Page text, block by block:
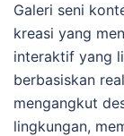
Galeri seni
kreasi yang
interaktif yang
berbasiskan
mengangkut
lingkungan,